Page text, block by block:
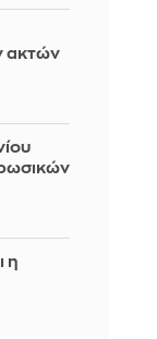
ακτών
η